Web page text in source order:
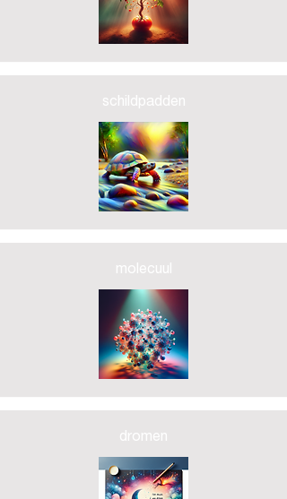
schildpadden
molecuul
dromen